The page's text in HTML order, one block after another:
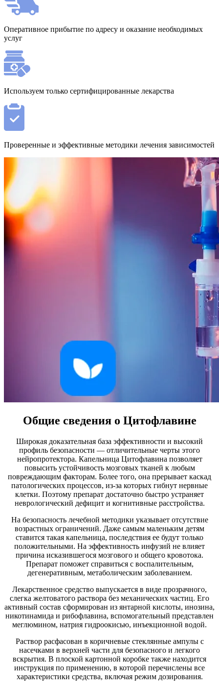
Оперативное прибытие по адресу и оказание необходимых
услуг
Используем только сертифицированные лекарства
Проверенные и эффективные методики лечения зависимостей
Общие сведения о Цитофлавине
Широкая доказательная база эффективности и высокий
профиль безопасности — отличительные черты этого
нейропротектора. Капельница Цитофлавина позволяет
повысить устойчивость мозговых тканей к любым
повреждающим факторам. Более того, она прерывает каскад
патологических процессов, из-за которых гибнут нервные
клетки. Поэтому препарат достаточно быстро устраняет
неврологический дефицит и когнитивные расстройства.
На безопасность лечебной методики указывает отсутствие
возрастных ограничений. Даже самым маленьким детям
ставится такая капельница, последствия ее будут только
положительными. На эффективность инфузий не влияет
причина исказившегося мозгового и общего кровотока.
Препарат поможет справиться с воспалительным,
дегенеративным, метаболическим заболеванием.
Лекарственное средство выпускается в виде прозрачного,
слегка желтоватого раствора без механических частиц. Его
активный состав сформирован из янтарной кислоты, инозина,
никотинамида и рибофлавина, вспомогательный представлен
меглюмином, натрия гидроокисью, инъекционной водой.
Раствор расфасован в коричневые стеклянные ампулы с
насечками в верхней части для безопасного и легкого
вскрытия. В плоской картонной коробке также находится
инструкция по применению, в которой перечислены все
характеристики средства, включая режим дозирования.